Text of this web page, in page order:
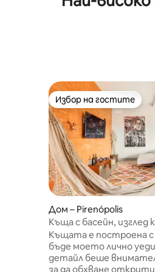
Избор на гостите
Избор на гостите
Дом – Pirenópolis
Къща с басейн, изглед
и заден двор
Къщата е построена с
бъде моето лично
детайл беше
за да обхване